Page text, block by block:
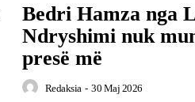
Bedri Hamza nga
Ndryshimi nuk
presë më
Redaksia - 30 Maj 2026